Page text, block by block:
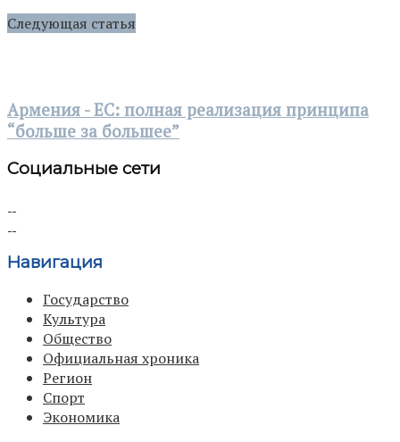
Следующая статья
Армения - ЕС: полная реализация принципа
“больше за большее”
Социальные сети
Навигация
Государство
Культура
Общество
Официальная хроника
Регион
Спорт
Экономика